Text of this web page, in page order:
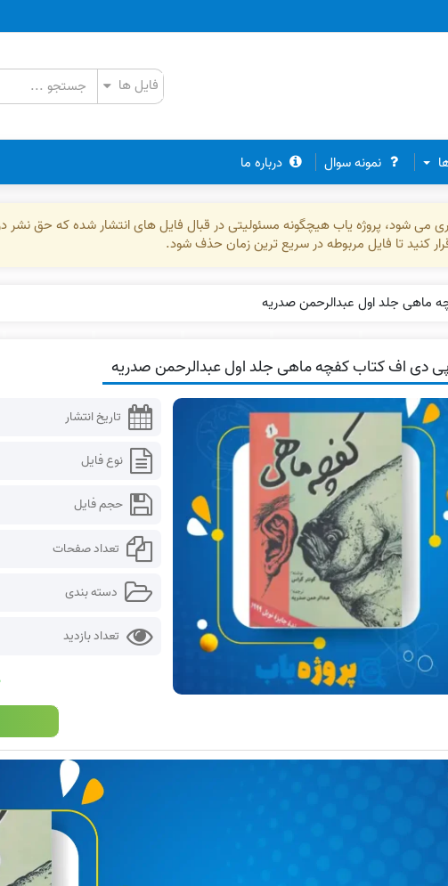
نمونه سوال درباره ما
می شود، پروژه یاب هیچگونه مسئولیتی در قبال فایل های انتشار شده که حق
کنید تا فایل مربوطه در سریع ترین زمان حذف شود.
ماهی جلد اول عبدالرحمن صدریه
دی اف کتاب کفچه ماهی جلد اول عبدالرحمن صدریه
تاریخ انتشار
نوع فایل
حجم فایل
تعداد صفحات
دسته بندی
تعداد بازدید